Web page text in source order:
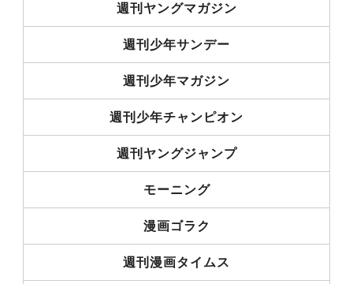
週刊ヤングマガジン
週刊少年サンデー
週刊少年マガジン
週刊少年チャンピオン
週刊ヤングジャンプ
モーニング
漫画ゴラク
週刊漫画タイムス